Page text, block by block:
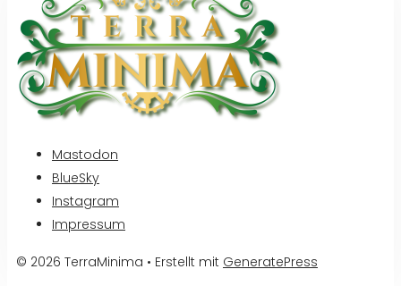
Mastodon
BlueSky
Instagram
Impressum
© 2026 TerraMinima • Erstellt mit GeneratePress